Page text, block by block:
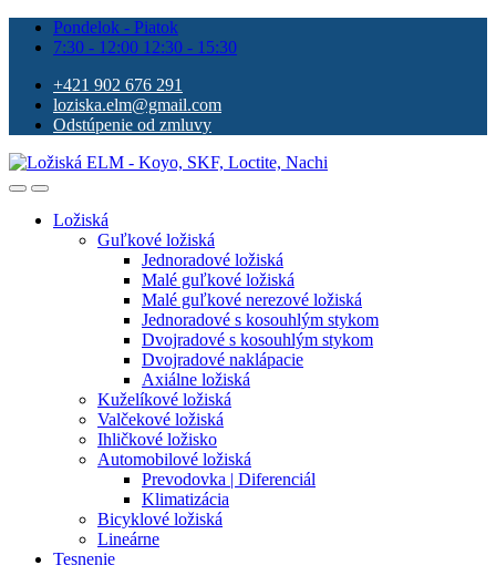
Pondelok - Piatok
7:30 - 12:00 12:30 - 15:30
+421 902 676 291
loziska.elm@gmail.com
Odstúpenie od zmluvy
Ložiská
Guľkové ložiská
Jednoradové ložiská
Malé guľkové ložiská
Malé guľkové nerezové ložiská
Jednoradové s kosouhlým stykom
Dvojradové s kosouhlým stykom
Dvojradové naklápacie
Axiálne ložiská
Kuželíkové ložiská
Valčekové ložiská
Ihličkové ložisko
Automobilové ložiská
Prevodovka | Diferenciál
Klimatizácia
Bicyklové ložiská
Lineárne
Tesnenie